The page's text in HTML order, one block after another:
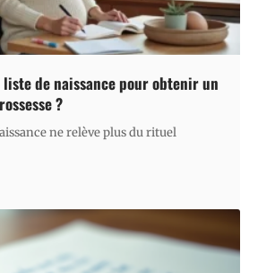
de naissance pour obtenir un
?
ne relève plus du rituel